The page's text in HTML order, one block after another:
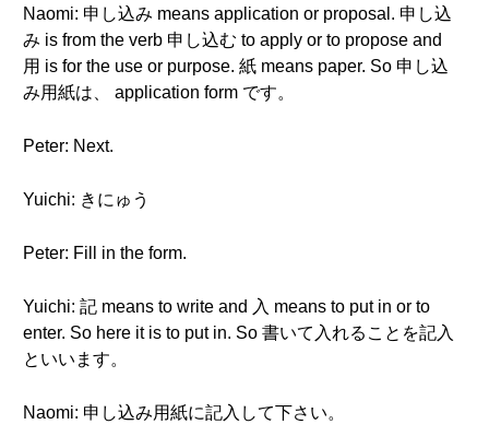
Naomi: 申し込み means application or proposal. 申し込
み is from the verb 申し込む to apply or to propose and
用 is for the use or purpose. 紙 means paper. So 申し込
み用紙は、 application form です。
Peter: Next.
Yuichi: きにゅう
Peter: Fill in the form.
Yuichi: 記 means to write and 入 means to put in or to
enter. So here it is to put in. So 書いて入れることを記入
といいます。
Naomi: 申し込み用紙に記入して下さい。